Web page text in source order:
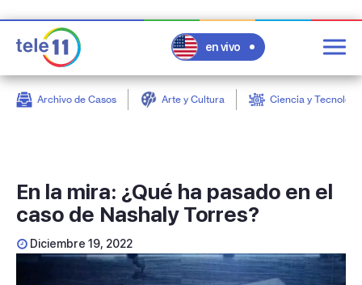
en vivo
Archivo de Casos Arte y Cultura Ciencia y
En la mira: ¿Qué ha pasado en el
caso de Nashaly Torres?
Diciembre 19, 2022
post